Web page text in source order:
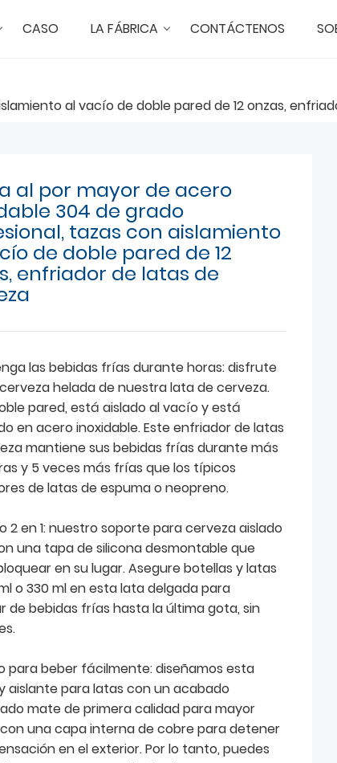
CASO LA FÁBRICA CONTÁCTENOS
al vacío de doble pared de 12 onzas,
al por mayor de acero
304 de grado
tazas con aislamiento
de doble pared de 12
enfriador de latas de
las bebidas frías durante horas: disfrute
helada de nuestra lata de cerveza.
pared, está aislado al vacío y está
en acero inoxidable. Este enfriador de latas
mantiene sus bebidas frías durante más
y 5 veces más frías que los típicos
de latas de espuma o neopreno.
2 en 1: nuestro soporte para cerveza aislado
una tapa de silicona desmontable que
en su lugar. Asegure botellas y latas
o 330 ml en esta lata delgada para
de bebidas frías hasta la última gota, sin
para beber fácilmente: diseñamos esta
aislante para latas con un acabado
mate de primera calidad para mayor
una capa interna de cobre para detener
en el exterior. Por lo tanto, puedes